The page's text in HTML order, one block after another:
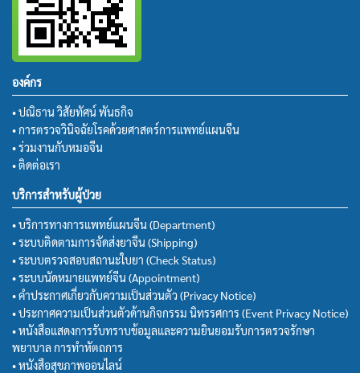
องค์กร
• ปณิธาน วิสัยทัศน์ พันธกิจ
• การตรวจวินิจฉัยโรคด้วยศาสตร์การแพทย์แผนจีน
• ร่วมงานกับหมอจีน
• ติดต่อเรา
บริการสำหรับผู้ป่วย
• บริการทางการแพทย์แผนจีน (Department)
• ระบบติดตามการจัดส่งยาจีน (Shipping)
• ระบบตรวจสอบสถานะใบยา (Check Status)
• ระบบนัดหมายแพทย์จีน (Appointment)
• คำประกาศเกี่ยวกับความเป็นส่วนตัว (Privacy Notice)
• ประกาศความเป็นส่วนตัวด้านกิจกรรม นิทรรศการ (Event Privacy Notice)
• หนังสือแสดงการรับทราบข้อมูลและความยินยอมรับการตรวจรักษา
พยาบาล การทำหัตถการ
• หนังสือสุขภาพออนไลน์